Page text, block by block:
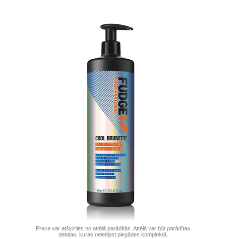
Prece var atšķirties no attēlā parādītās. Attēlā var būt parādītas
detaļas, kuras neietilpst piegādes komplektā.